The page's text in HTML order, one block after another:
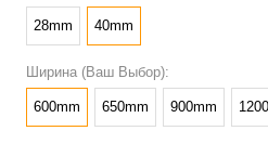
28mm 40mm
Ширина (Ваш Выбор):
600mm 650mm 900mm